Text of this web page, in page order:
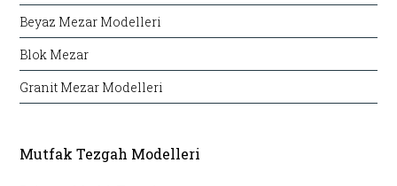
Beyaz Mezar Modelleri
Blok Mezar
Granit Mezar Modelleri
Mutfak Tezgah Modelleri